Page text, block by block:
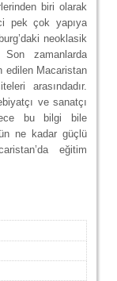
biri olarak
pek çok yapıya
neoklasik
zamanlarda
edilen Macaristan
arasındadır.
ve sanatçı
bu bilgi bile
ne kadar güçlü
eğitim